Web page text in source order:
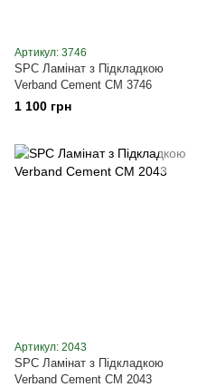
Артикул: 3746
SPC Ламінат з Підкладкою
Verband Cement CM 3746
1 100 грн
Артикул: 2043
SPC Ламінат з Підкладкою
Verband Cement CM 2043